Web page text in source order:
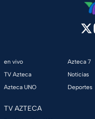
en vivo
TV Azteca
Azteca UNO
Azteca 7
Noticias
Deportes
TV AZTECA